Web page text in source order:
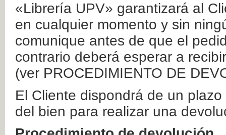
«Librería UPV» garantizará al
en cualquier momento y sin
comunique antes de que el
contrario deberá esperar a
(ver PROCEDIMIENTO DE
El Cliente dispondrá de un
del bien para realizar una